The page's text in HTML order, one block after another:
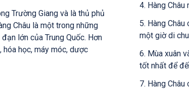
Trường Giang và là thủ phủ
Châu là một trong những
lớn của Trung Quốc. Hơn
học, máy móc, dược
4. Hàng
5. Hàng
một giờ di
6. Mùa xuân
tốt nhất để
7. Hàng